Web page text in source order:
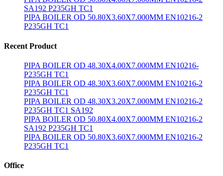
SA192 P235GH TC1
PIPA BOILER OD 50.80X3.60X7.000MM EN10216-2
P235GH TC1
Recent Product
PIPA BOILER OD 48.30X4.00X7.000MM EN10216-
P235GH TC1
PIPA BOILER OD 48.30X3.60X7.000MM EN10216-2
P235GH TC1
PIPA BOILER OD 48.30X3.20X7.000MM EN10216-2
P235GH TC1 SA192
PIPA BOILER OD 50.80X4.00X7.000MM EN10216-2
SA192 P235GH TC1
PIPA BOILER OD 50.80X3.60X7.000MM EN10216-2
P235GH TC1
Office